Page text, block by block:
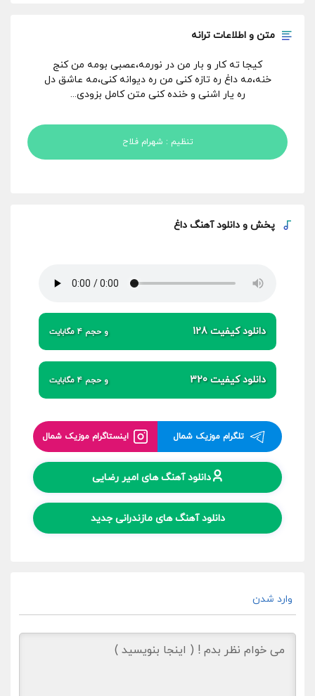
متن و اطلاعات ترانه
کیجا ته کار و بار من در نورمه،عصبی بومه من کنج
خنه،مه داغ ره تازه کنی من ره دیوانه کنی،مه عاشق دل
ره یار اشنی و خنده کنی متن کامل بزودی...
تنظیم : شهرام فلاح
پخش و دانلود آهنگ داغ
دانلود کیفیت 128 و حجم 4 مگابایت
دانلود کیفیت 320 و حجم 4 مگابایت
تلگرام موزیک شمال اینستاگرام موزیک شمال
دانلود آهنگ های امیر رضایی
دانلود آهنگ های مازندرانی جدید
وارد شدن